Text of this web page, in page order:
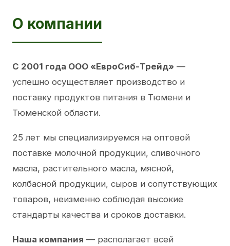
О компании
С 2001 года ООО «ЕвроСиб-Трейд» —
успешно осуществляет производство и
поставку продуктов питания в Тюмени и
Тюменской области.
25 лет мы специализируемся на оптовой
поставке молочной продукции, сливочного
масла, растительного масла, мясной,
колбасной продукции, сыров и сопутствующих
товаров, неизменно соблюдая высокие
стандарты качества и сроков доставки.
Наша компания — располагает всей